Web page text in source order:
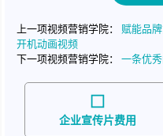
上一项视频营销学院： 赋能品
开机动画视频
下一项视频营销学院： 一条优
企业宣传片费用